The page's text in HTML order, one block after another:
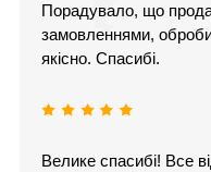
Порадувало, що
замовленнями,
якісно. Спасибі.
Велике спасибі! Все